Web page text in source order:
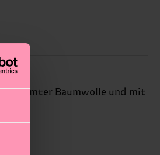
Baumwolle und mit